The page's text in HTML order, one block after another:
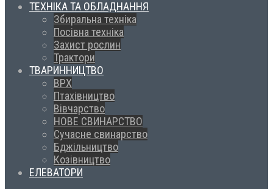
ТЕХНІКА ТА ОБЛАДНАННЯ
Збиральна техніка
Посівна техніка
Захист рослин
Трактори
ТВАРИННИЦТВО
ВРХ
Птахівництво
Вівчарство
НОВЕ СВИНАРСТВО
Сучасне свинарство
Бджільництво
Козівництво
ЕЛЕВАТОРИ